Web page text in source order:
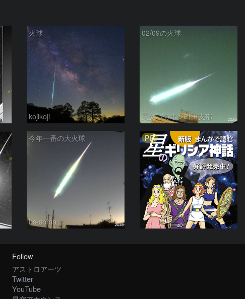
火球
kojikoji
02/09の火球
天文バカボン町田支部
今年一番の大火球
bs-soma
PR
Follow
アストロアーツ
Twitter
YouTube